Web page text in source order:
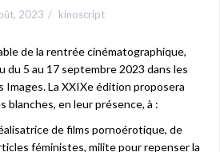
2023 kinoscript
de la rentrée cinématographique,
du 5 au 17 septembre 2023 dans les
Images. La XXIXe édition proposera
en leur présence, à :
de films pornoérotique, de
féministes, milite pour repenser la